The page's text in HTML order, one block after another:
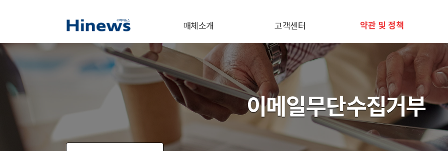
단
영
역
주요메뉴
매체소개 고객센터 약관 및 정책
본
문
영
이메일무단수집거부